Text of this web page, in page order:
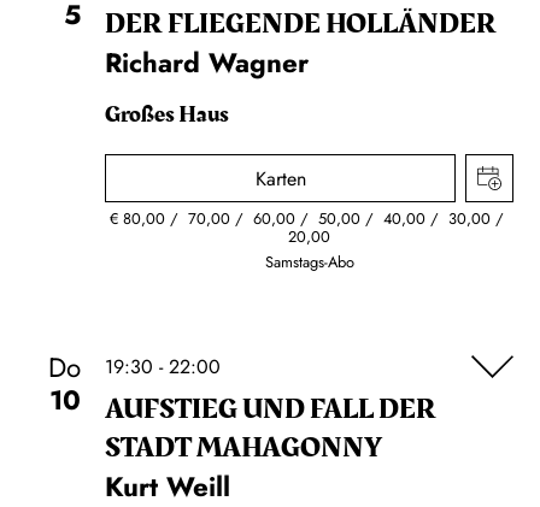
5
DER FLIE­GEN­DE HOL­LÄN­DER
Richard Wagner
Großes Haus
Karten
€80,00 70,00 60,00 50,00 40,00 30,00
20,00
Samstags-Abo
Do
10
19:30 - 22:00
AUFSTIEG UND FALL DER
STADT MAHAGONNY
Kurt Weill